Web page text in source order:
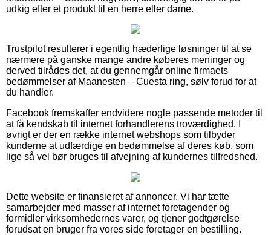
udkig efter et produkt til en herre eller dame.
Trustpilot resulterer i egentlig hæderlige løsninger til at se
nærmere på ganske mange andre køberes meninger og
derved tilrådes det, at du gennemgår online firmaets
bedømmelser af Maanesten – Cuesta ring, sølv forud for at
du handler.
Facebook fremskaffer endvidere nogle passende metoder til
at få kendskab til internet forhandlerens troværdighed. I
øvrigt er der en række internet webshops som tilbyder
kunderne at udfærdige en bedømmelse af deres køb, som
lige så vel bør bruges til afvejning af kundernes tilfredshed.
Dette website er finansieret af annoncer. Vi har tætte
samarbejder med masser af internet foretagender og
formidler virksomhedernes varer, og tjener godtgørelse
forudsat en bruger fra vores side foretager en bestilling.